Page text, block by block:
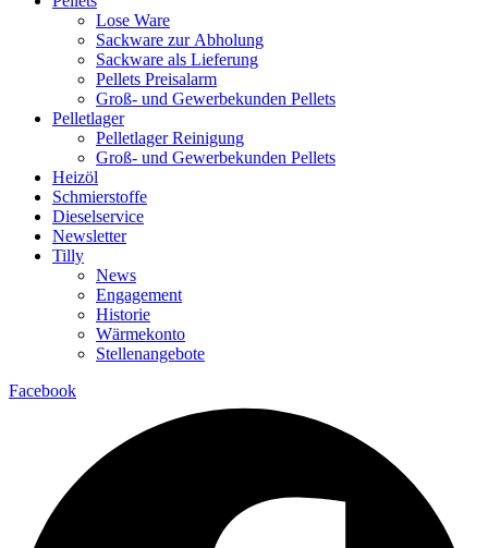
Lose Ware
Sackware zur Abholung
Sackware als Lieferung
Pellets Preisalarm
Groß- und Gewerbekunden Pellets
Pelletlager
Pelletlager Reinigung
Groß- und Gewerbekunden Pellets
Heizöl
Schmierstoffe
Dieselservice
Newsletter
Tilly
News
Engagement
Historie
Wärmekonto
Stellenangebote
Facebook